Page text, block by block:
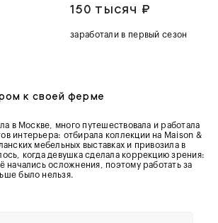
150 тысяч ₽
заработали в первый сезон
к своей ферме
в Москве, много путешествовала и работала
интерьера: отбирала коллекции на Maison &
мебельных выставках и привозила в
когда девушка сделала коррекцию зрения:
начались осложнения, поэтому работать за
было нельзя.